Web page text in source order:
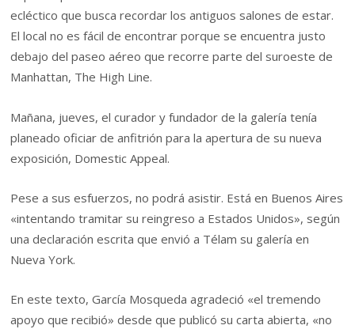
ecléctico que busca recordar los antiguos salones de estar.
El local no es fácil de encontrar porque se encuentra justo
debajo del paseo aéreo que recorre parte del suroeste de
Manhattan, The High Line.
Mañana, jueves, el curador y fundador de la galería tenía
planeado oficiar de anfitrión para la apertura de su nueva
exposición, Domestic Appeal.
Pese a sus esfuerzos, no podrá asistir. Está en Buenos Aires
«intentando tramitar su reingreso a Estados Unidos», según
una declaración escrita que envió a Télam su galería en
Nueva York.
En este texto, García Mosqueda agradeció «el tremendo
apoyo que recibió» desde que publicó su carta abierta, «no